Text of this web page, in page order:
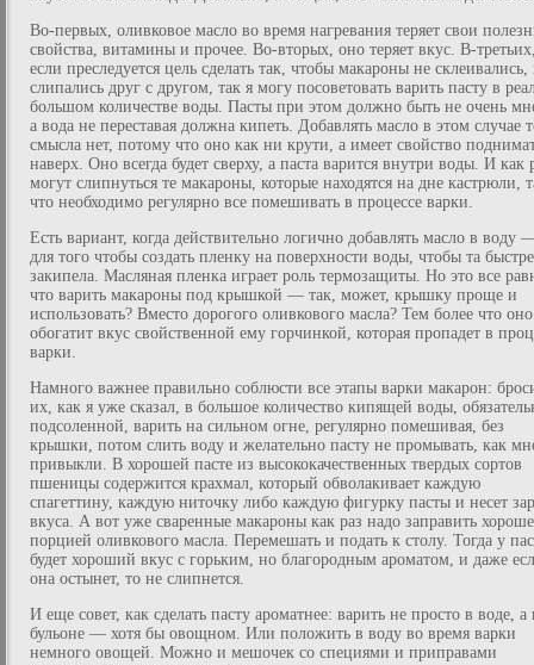
Во-первых, оливковое масло во время нагревания теряет свои
свойства, витамины и прочее. Во-вторых, оно теряет вкус. В-
если преследуется цель сделать так, чтобы макароны не склеивались,
слипались друг с другом, так я могу посоветовать варить пасту в
большом количестве воды. Пасты при этом должно быть не очень
а вода не переставая должна кипеть. Добавлять масло в этом случае
смысла нет, потому что оно как ни крути, а имеет свойство
наверх. Оно всегда будет сверху, а паста варится внутри воды. И как
могут слипнуться те макароны, которые находятся на дне кастрюли,
что необходимо регулярно все помешивать в процессе варки.
Есть вариант, когда действительно логично добавлять масло в воду
для того чтобы создать пленку на поверхности воды, чтобы та
закипела. Масляная пленка играет роль термозащиты. Но это все
что варить макароны под крышкой — так, может, крышку проще и
использовать? Вместо дорогого оливкового масла? Тем более что
обогатит вкус свойственной ему горчинкой, которая пропадет в
варки.
Намного важнее правильно соблюсти все этапы варки макарон:
их, как я уже сказал, в большое количество кипящей воды,
подсоленной, варить на сильном огне, регулярно помешивая, без
крышки, потом слить воду и желательно пасту не промывать, как
привыкли. В хорошей пасте из высококачественных твердых сортов
пшеницы содержится крахмал, который обволакивает каждую
спагеттину, каждую ниточку либо каждую фигурку пасты и несет
вкуса. А вот уже сваренные макароны как раз надо заправить
порцией оливкового масла. Перемешать и подать к столу. Тогда у
будет хороший вкус с горьким, но благородным ароматом, и даже
она остынет, то не слипнется.
И еще совет, как сделать пасту ароматнее: варить не просто в воде, а
бульоне — хотя бы овощном. Или положить в воду во время варки
немного овощей. Можно и мешочек со специями и приправами